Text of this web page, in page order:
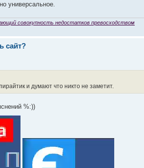
универсальное.
совокупность недостатков превосходством
сайт?
и думают что никто не заметит.
%:))